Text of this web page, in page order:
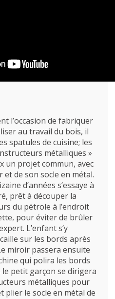
l’occasion de fabriquer
au travail du bois, il
spatules de cuisine; les
métalliques »
un projet commun, avec
et de son socle en métal.
d’années s’essaye à
prêt à découper la
du pétrole à l’endroit
pour éviter de brûler
L’enfant s’y
sur les bords après
miroir passera ensuite
qui polira les bords
petit garçon se dirigera
métalliques pour
plier le socle en métal de